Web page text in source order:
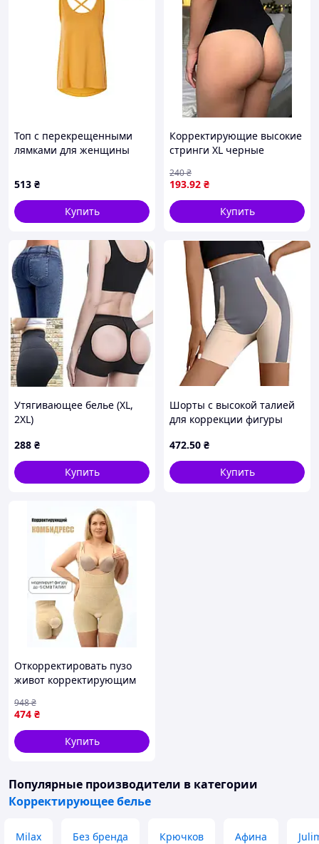
Топ с перекрещенными
лямками для женщины
оранжевый
513 ₴
Купить
Корректирующие высокие
стринги XL черные
193.92 ₴
240₴
Купить
Утягивающее белье (XL,
2XL)
288 ₴
Купить
Шорты с высокой талией
для коррекции фигуры
бесшовного нейлона
472.50 ₴
Купить
Откорректировать пузо
живот корректирующим
Шорты утяжка, Утяжка
бель Готово к отправке
474 ₴
948₴
Купить
Популярные производители в категории
Корректирующее белье
Milax Без бренда Крючков Афина